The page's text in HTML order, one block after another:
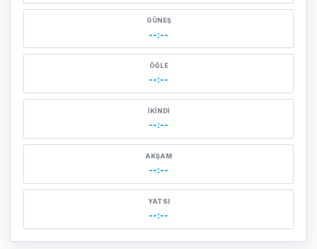
GÜNEŞ
--:--
ÖĞLE
--:--
İKINDI
--:--
AKŞAM
--:--
YATSI
--:--